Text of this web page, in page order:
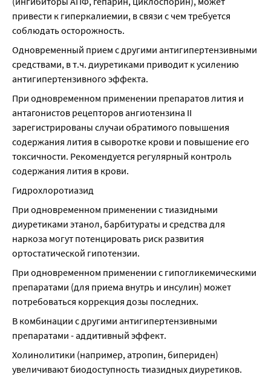
привести к гиперкалиемии, в связи с чем требуется
соблюдать осторожность.
Одновременный прием с другими антигипертензивными
средствами, в т.ч. диуретиками приводит к усилению
антигипертензивного эффекта.
При одновременном применении препаратов лития и
антагонистов рецепторов ангиотензина II
зарегистрированы случаи обратимого повышения
содержания лития в сыворотке крови и повышение его
токсичности. Рекомендуется регулярный контроль
содержания лития в крови.
Гидрохлоротиазид
При одновременном применении с тиазидными
диуретиками этанол, барбитураты и средства для
наркоза могут потенцировать риск развития
ортостатической гипотензии.
При одновременном применении с гипогликемическими
препаратами (для приема внутрь и инсулин) может
потребоваться коррекция дозы последних.
В комбинации с другими антигипертензивными
препаратами - аддитивный эффект.
Холинолитики (например, атропин, бипериден)
увеличивают биодоступность тиазидных диуретиков.